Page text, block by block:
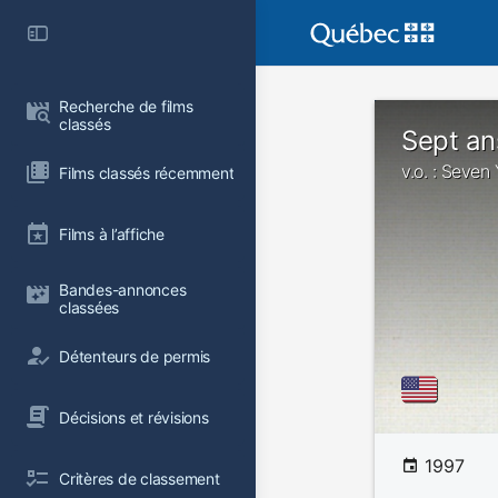
Recherche de films
classés
Films classés récemment
Films à l’affiche
Bandes-annonces
classées
Détenteurs de permis
Décisions et révisions
Critères de classement
Sept
v.o. : Seven
1997